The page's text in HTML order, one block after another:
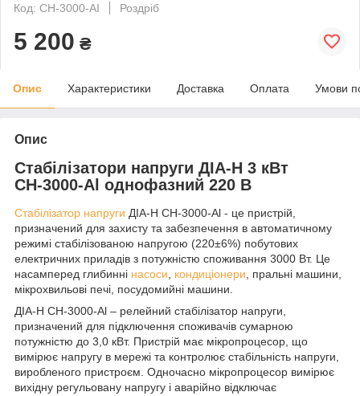
Код: СН-3000-АІ
Роздріб
5 200 ₴
Опис Характеристики Доставка Оплата Умови
Опис
Стабілізатори напруги ДІА-Н 3 кВт
СН-3000-Аl однофазний 220 В
Стабілізатор напруги ДІА-Н СН-3000-Аl - це пристрій,
призначений для захисту та забезпечення в автоматичному
режимі стабілізованою напругою (220±6%) побутових
електричних приладів з потужністю споживання 3000 Вт. Це
насамперед глибинні насоси, кондиціонери, пральні машини,
мікрохвильові печі, посудомийні машини.
ДІА-Н СН-3000-Аl – релейний стабілізатор напруги,
призначений для підключення споживачів сумарною
потужністю до 3,0 кВт. Пристрій має мікропроцесор, що
вимірює напругу в мережі та контролює стабільність напруги,
виробленого пристроєм. Одночасно мікропроцесор вимірює
вихідну регульовану напругу і аварійно відключає